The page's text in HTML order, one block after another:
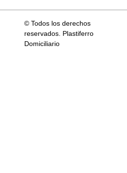
© Todos los derechos
reservados. Plastiferro
Domiciliario